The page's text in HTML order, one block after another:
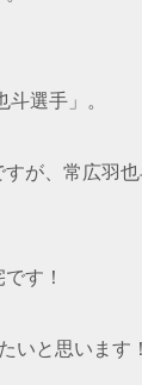
選手」。
が、常広羽
す！
いと思います！